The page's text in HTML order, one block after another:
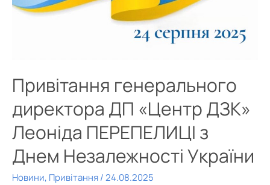
Привітання генерального
директора ДП «Центр ДЗК»
Леоніда ПЕРЕПЕЛИЦІ з
Днем Незалежності України
Новини, Привітання/24.08.2025